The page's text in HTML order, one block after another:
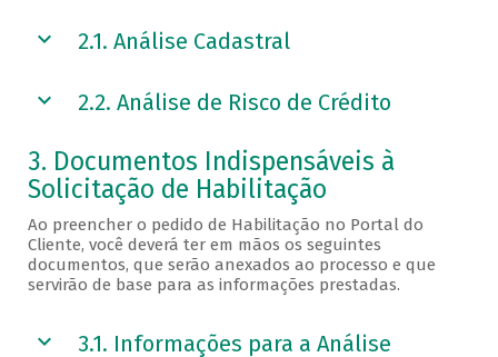
2.1. Análise Cadastral
2.2. Análise de Risco de Crédito
3. Documentos Indispensáveis à
Solicitação de Habilitação
Ao preencher o pedido de Habilitação no Portal do
Cliente, você deverá ter em mãos os seguintes
documentos, que serão anexados ao processo e que
servirão de base para as informações prestadas.
3.1. Informações para a Análise